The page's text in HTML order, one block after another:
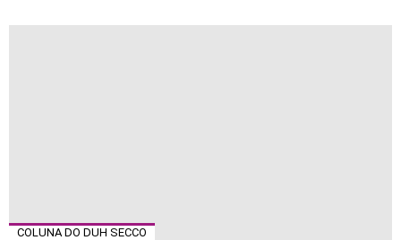
COLUNA DO DUH SECCO